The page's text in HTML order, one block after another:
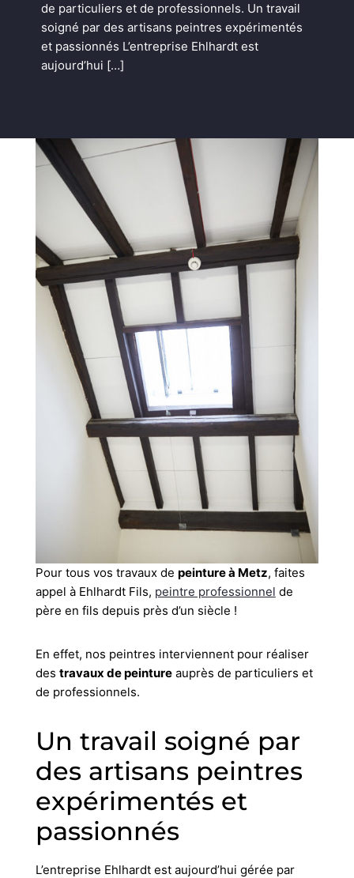
de particuliers et de professionnels. Un travail
soigné par des artisans peintres expérimentés
et passionnés L’entreprise Ehlhardt est
aujourd’hui […]
Pour tous vos travaux de peinture à Metz, faites
appel à Ehlhardt Fils, peintre professionnel de
père en fils depuis près d’un siècle !
En effet, nos peintres interviennent pour réaliser
des travaux de peintureauprès de particuliers et
de professionnels.
Un travail soigné par
des artisans peintres
expérimentés et
passionnés
L’entreprise Ehlhardt est aujourd’hui gérée par